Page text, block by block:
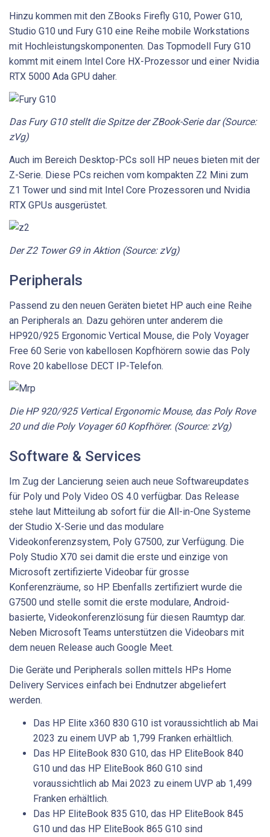
Hinzu kommen mit den ZBooks Firefly G10, Power G10,
Studio G10 und Fury G10 eine Reihe mobile Workstations
mit Hochleistungskomponenten. Das Topmodell Fury G10
kommt mit einem Intel Core HX-Prozessor und einer Nvidia
RTX 5000 Ada GPU daher.
Das Fury G10 stellt die Spitze der ZBook-Serie dar (Source:
zVg)
Auch im Bereich Desktop-PCs soll HP neues bieten mit der
Z-Serie. Diese PCs reichen vom kompakten Z2 Mini zum
Z1 Tower und sind mit Intel Core Prozessoren und Nvidia
RTX GPUs ausgerüstet.
Der Z2 Tower G9 in Aktion (Source: zVg)
Peripherals
Passend zu den neuen Geräten bietet HP auch eine Reihe
an Peripherals an. Dazu gehören unter anderem die
HP920/925 Ergonomic Vertical Mouse, die Poly Voyager
Free 60 Serie von kabellosen Kopfhörern sowie das Poly
Rove 20 kabellose DECT IP-Telefon.
Die HP 920/925 Vertical Ergonomic Mouse, das Poly Rove
20 und die Poly Voyager 60 Kopfhörer. (Source: zVg)
Software & Services
Im Zug der Lancierung seien auch neue Softwareupdates
für Poly und Poly Video OS 4.0 verfügbar. Das Release
stehe laut Mitteilung ab sofort für die All-in-One Systeme
der Studio X-Serie und das modulare
Videokonferenzsystem, Poly G7500, zur Verfügung. Die
Poly Studio X70 sei damit die erste und einzige von
Microsoft zertifizierte Videobar für grosse
Konferenzräume, so HP. Ebenfalls zertifiziert wurde die
G7500 und stelle somit die erste modulare, Android-
basierte, Videokonferenzlösung für diesen Raumtyp dar.
Neben Microsoft Teams unterstützen die Videobars mit
dem neuen Release auch Google Meet.
Die Geräte und Peripherals sollen mittels HPs Home
Delivery Services einfach bei Endnutzer abgeliefert
werden.
Das HP Elite x360 830 G10 ist voraussichtlich ab Mai
2023 zu einem UVP ab 1,799 Franken erhältlich.
Das HP EliteBook 830 G10, das HP EliteBook 840
G10 und das HP EliteBook 860 G10 sind
voraussichtlich ab Mai 2023 zu einem UVP ab 1,499
Franken erhältlich.
Das HP EliteBook 835 G10, das HP EliteBook 845
G10 und das HP EliteBook 865 G10 sind